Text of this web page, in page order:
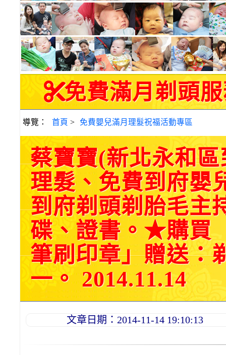
免費滿月剃頭服
導覽： 首頁 > 免費嬰兒滿月理髮祝福活動專區
蔡寶寶(新北永和
理髮、免費到府嬰
到府剃頭剃胎毛主
碟、證書。★購買
筆刷印章」贈送：
一。 2014.11.14
文章日期：2014-11-14 19:10:13